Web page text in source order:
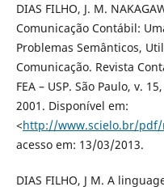
DIAS FILHO, J. M.
Comunicação Contábil:
Problemas Semânticos,
Comunicação. Revista
FEA – USP. São Paulo, v.
2001. Disponível em:
<http://www.scielo.br/
acesso em: 13/03/2013.
DIAS FILHO, J M. A